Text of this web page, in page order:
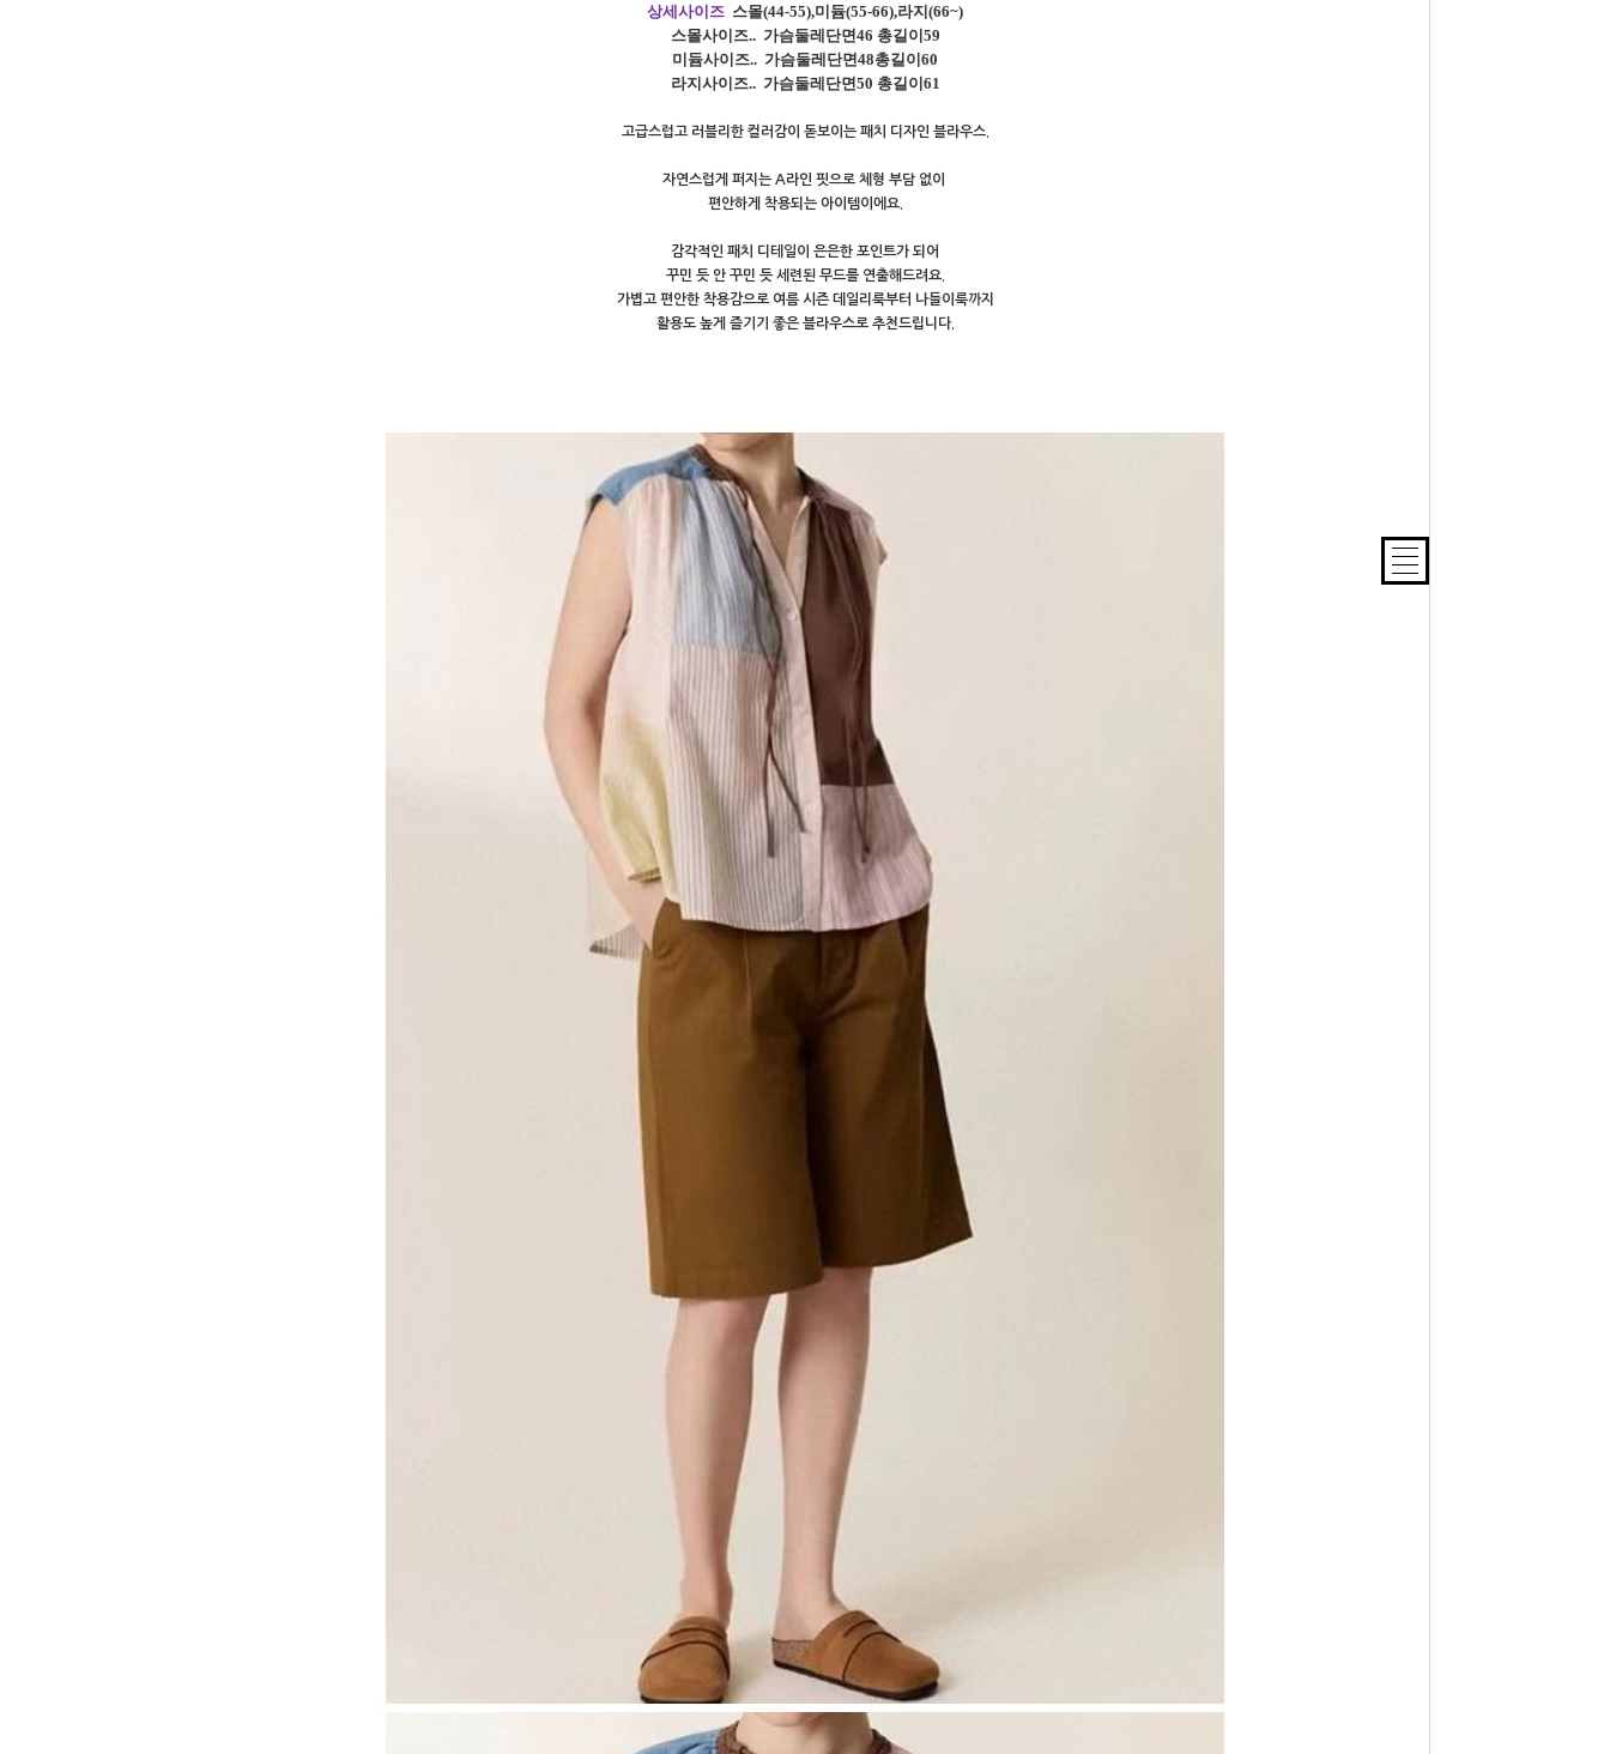
상세사이즈 스몰(44-55),미듐(55-66),라지 (66~)
스몰사이즈.. 가슴둘레단면46 총길이59
미듐사이즈.. 가슴둘레단면48총길이60
라지사이즈.. 가슴둘레단면50 총길이61
고급스럽고 러블리한 컬러감이 돋보이는 패치 디자인 블라우스.
자연스럽게 퍼지는 A라인 핏으로 체형 부담 없이
편안하게 착용되는 아이템이에요.
감각적인 패치 디테일이 은은한 포인트가 되어
꾸민 듯 안 꾸민 듯 세련된 무드를 연출해드려요.
가볍고 편안한 착용감으로 여름 시즌 데일리룩부터 나들이룩까지
활용도 높게 즐기기 좋은 블라우스로 추천드립니다.